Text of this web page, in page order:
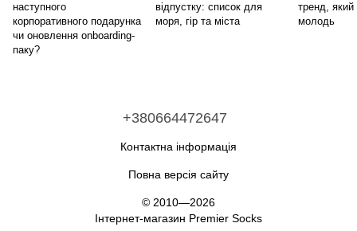
наступного
корпоративного подарунка
чи оновлення onboarding-
паку?
відпустку: список для
моря, гір та міста
тренд, який
молодь
+380664472647
Контактна інформація
Повна версія сайту
© 2010—2026
Інтернет-магазин Premier Socks